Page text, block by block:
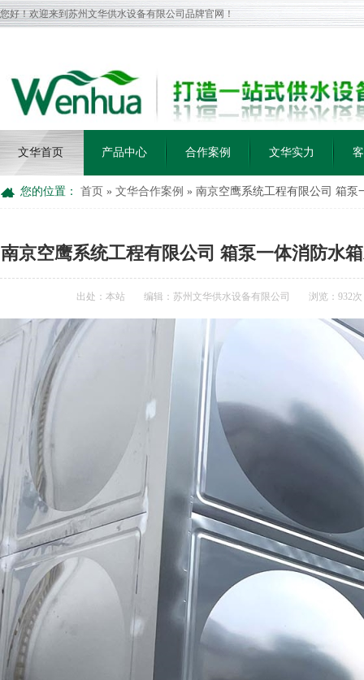
您好！欢迎来到苏州文华供水设备有限公司品牌官网！
文华首页 产品中心 合作案例 文华实力
您的位置： 首页 » 文华合作案例 » 南京空鹰系统工程有限公司 箱泵
南京空鹰系统工程有限公司 箱泵一体消防水
出处：本站 编辑：苏州文华供水设备有限公司 浏览： 932次